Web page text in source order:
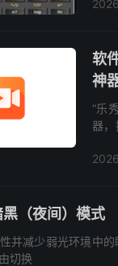
软
神
“乐
器，
等功
黑（夜间）模式
并减少弱光环境中
切换